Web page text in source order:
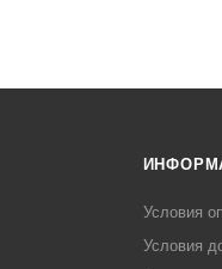
Условия
Условия